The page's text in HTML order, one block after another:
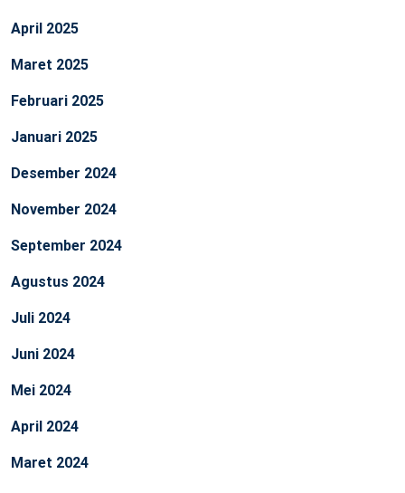
April 2025
Maret 2025
Februari 2025
Januari 2025
Desember 2024
November 2024
September 2024
Agustus 2024
Juli 2024
Juni 2024
Mei 2024
April 2024
Maret 2024